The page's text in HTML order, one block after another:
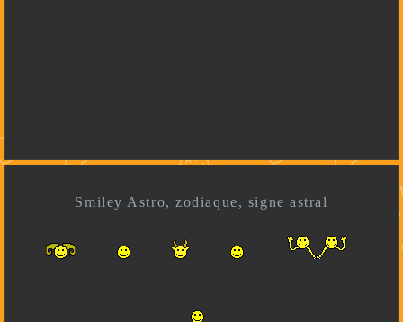
Smiley Astro, zodiaque, signe astral